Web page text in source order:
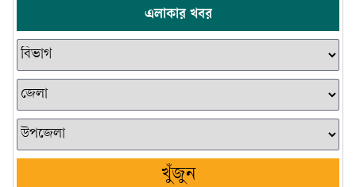
এলাকার খবর
খুঁজুন